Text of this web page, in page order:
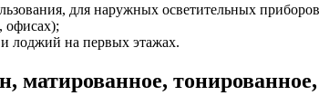
для наружных осветительных
офисах);
лоджий на первых этажах.
матированное,